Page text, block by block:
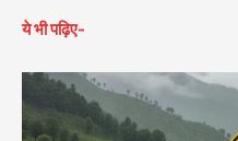
ये भी पढ़िए-